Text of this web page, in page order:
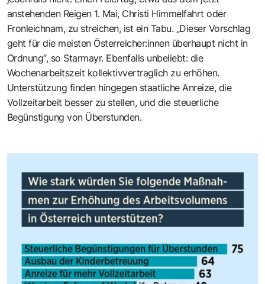
anstehenden Reigen 1. Mai, Christi Himmelfahrt oder
Fronleichnam, zu streichen, ist ein Tabu. „Dieser Vorschlag
geht für die meisten Österreicher:innen überhaupt nicht in
Ordnung“, so Starmayr. Ebenfalls unbeliebt: die
Wochenarbeitszeit kollektivvertraglich zu erhöhen.
Unterstützung finden hingegen staatliche Anreize, die
Vollzeitarbeit besser zu stellen, und die steuerliche
Begünstigung von Überstunden.